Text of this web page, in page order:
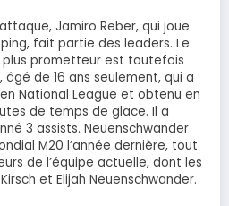
Jamiro Reber, qui joue
fait partie des leaders. Le
prometteur est toutefois
âgé de 16 ans seulement, qui a
National League et obtenu en
de temps de glace. Il a
3 assists. Neuenschwander
M20 l’année dernière, tout
de l’équipe actuelle, dont les
et Elijah Neuenschwander.